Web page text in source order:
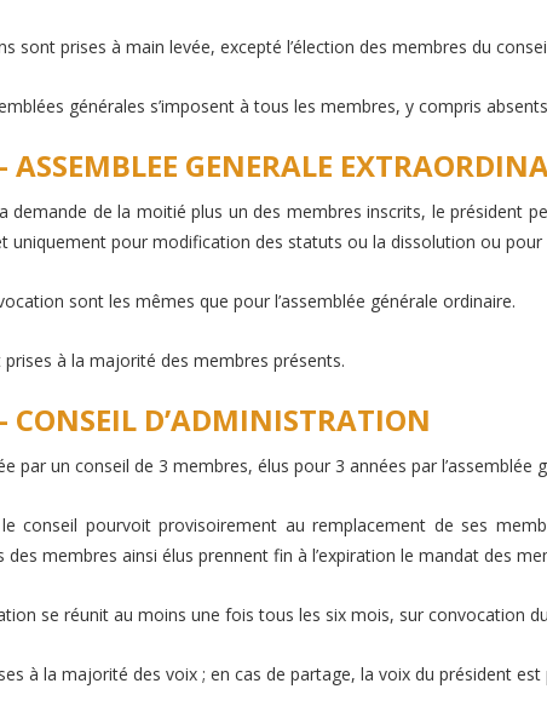
sont prises à main levée, excepté l’élection des membres du
générales s’imposent à tous les membres, y compris
ASSEMBLEE GENERALE
demande de la moitié plus un des membres inscrits, le président
uniquement pour modification des statuts ou la dissolution ou
sont les mêmes que pour l’assemblée générale ordinaire.
à la majorité des membres présents.
CONSEIL D’ADMINISTRATION
par un conseil de 3 membres, élus pour 3 années par l’assemblée
conseil pourvoit provisoirement au remplacement de ses
des membres ainsi élus prennent fin à l’expiration le mandat des
se réunit au moins une fois tous les six mois, sur convocation
à la majorité des voix ; en cas de partage, la voix du président est